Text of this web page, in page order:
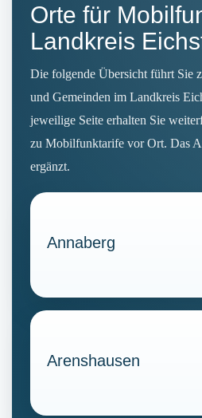
Orte für
Landkreis
Die folgende Übersicht führt Sie
und Gemeinden im Landkreis
jeweilige Seite erhalten Sie
zu Mobilfunktarife vor Ort. Das
ergänzt.
Annaberg
Arenshausen